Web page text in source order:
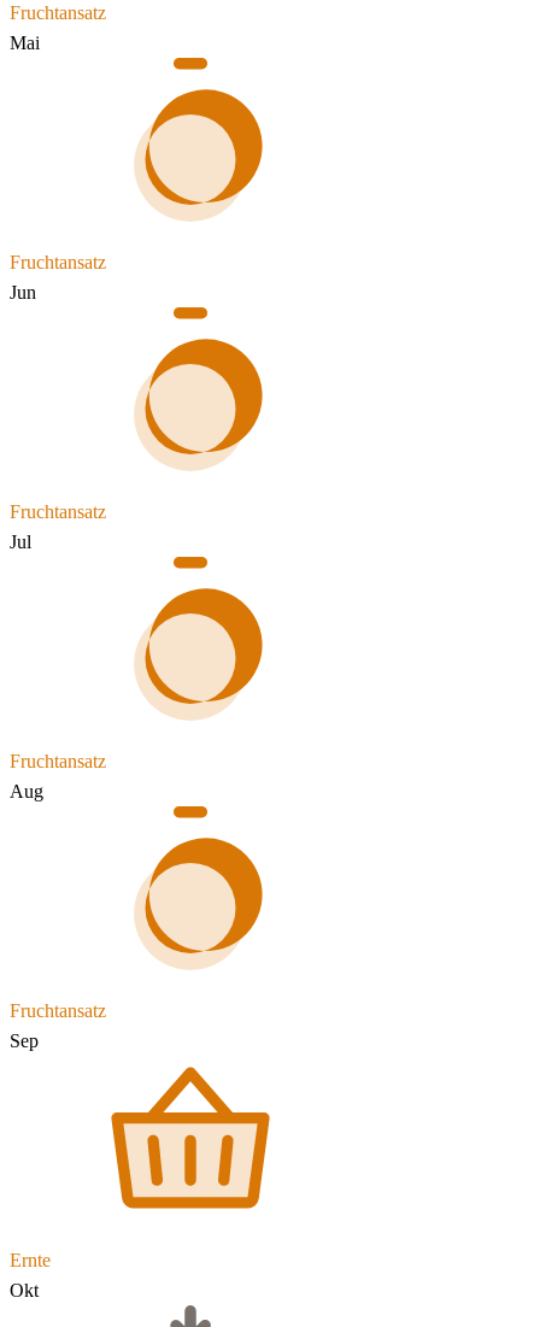
Fruchtansatz
Mai
Fruchtansatz
Jun
Fruchtansatz
Jul
Fruchtansatz
Aug
Fruchtansatz
Sep
Ernte
Okt